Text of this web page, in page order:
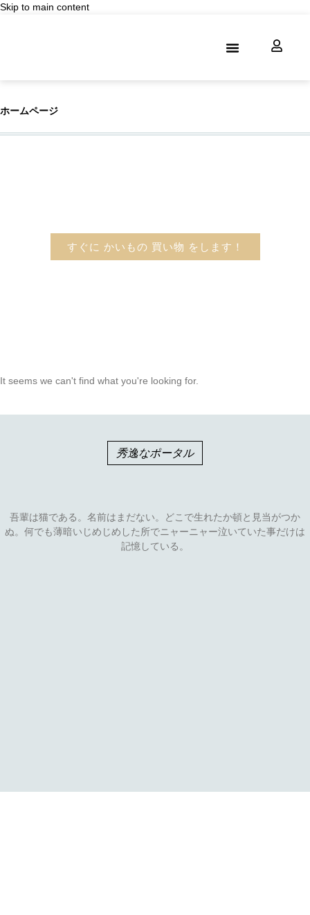
Skip to main content
ホームページ
すぐに かいもの 買い物 をします！
It seems we can't find what you're looking for.
秀逸なポータル
吾輩は猫である。名前はまだない。どこで生れたか頓と見当がつか
ぬ。何でも薄暗いじめじめした所でニャーニャー泣いていた事だけは
記憶している。